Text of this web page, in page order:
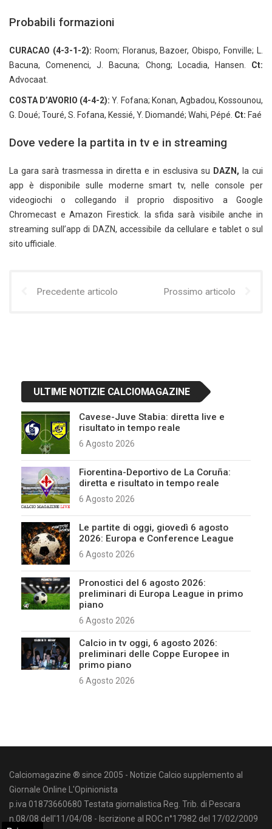
Probabili formazioni
CURACAO (4-3-1-2): Room; Floranus, Bazoer, Obispo, Fonville; L.
Bacuna, Comenenci, J. Bacuna; Chong; Locadia, Hansen. Ct:
Advocaat.
COSTA D’AVORIO (4-4-2): Y. Fofana; Konan, Agbadou, Kossounou,
G. Doué; Touré, S. Fofana, Kessié, Y. Diomandé; Wahi, Pépé. Ct: Faé
Dove vedere la partita in tv e in streaming
La gara sarà trasmessa in diretta e in esclusiva su DAZN, la cui
app è disponibile sulle moderne smart tv, nelle console per
videogiochi o collegando il proprio dispositivo a Google
Chromecast e Amazon Firestick. la sfida sarà visibile anche in
streaming sull’app di DAZN, accessibile da cellulare e tablet o sul
sito ufficiale.
Precedente articolo Prossimo articolo
ULTIME NOTIZIE CALCIOMAGAZINE
Cavese-Juve Stabia: diretta live e
risultato in tempo reale
6 Agosto 2026
Fiorentina-Deportivo de La Coruña:
diretta e risultato in tempo reale
6 Agosto 2026
Le partite di oggi, giovedì 6 agosto
2026: Europa e Conference League
6 Agosto 2026
Pronostici del 6 agosto 2026:
preliminari di Europa League in primo
piano
6 Agosto 2026
Calcio in tv oggi, 6 agosto 2026:
preliminari delle Coppe Europee in
primo piano
6 Agosto 2026
Calciomagazine ® since 2005 - Notizie Calcio supplemento al
Giornale Online L'Opinionista
p.iva 01873660680 Testata giornalistica Reg. Trib. di Pescara
n.08/08 dell'11/04/08 - Iscrizione al ROC n°17982 del 17/02/2009